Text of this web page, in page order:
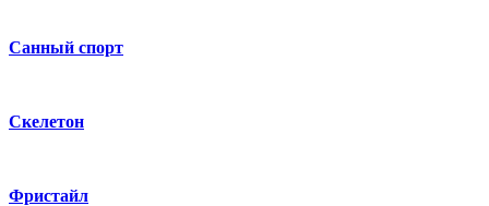
Санный спорт
Скелетон
Фристайл